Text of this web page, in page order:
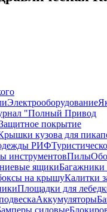
Электрооборудование
"Полный Привод
покрытие
кузова для
РИФ
инструментовПилы
ящикиБагажники
на крышуКалитки
Площадки для
Аккумуляторы
силовые